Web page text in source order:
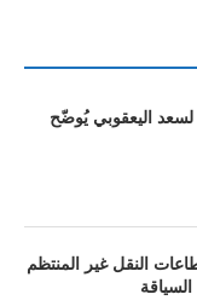
اليعقوبي يُوضّح
النقل غير المنتظم